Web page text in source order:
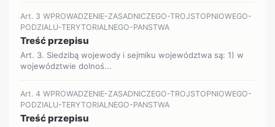
Art. 3 WPROWADZENIE-ZASADNICZEGO-TROJSTOPNIOWEGO-
PODZIALU-TERYTORIALNEGO-PANSTWA
Treść przepisu
Art. 3. Siedzibą wojewody i sejmiku województwa są: 1) w
województwie dolnoś...
Art. 4 WPROWADZENIE-ZASADNICZEGO-TROJSTOPNIOWEGO-
PODZIALU-TERYTORIALNEGO-PANSTWA
Treść przepisu